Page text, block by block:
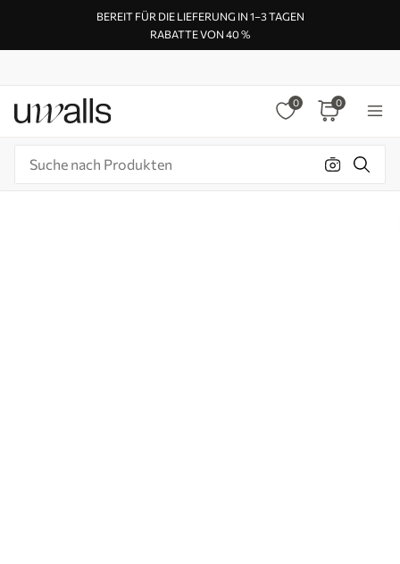
BEREIT FÜR DIE LIEFERUNG IN 1–3 TAGEN
RABATTE VON 40 %
0 0